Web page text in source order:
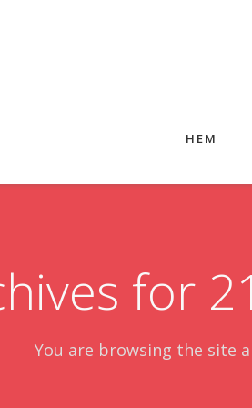
HEM
for
You are browsing the site